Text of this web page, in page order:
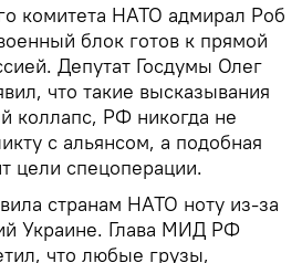
комитета НАТО адмирал Роб
блок готов к прямой
Депутат Госдумы Олег
что такие высказывания
коллапс, РФ никогда не
с альянсом, а подобная
цели спецоперации.
странам НАТО ноту из-за
Украине. Глава МИД РФ
что любые грузы,